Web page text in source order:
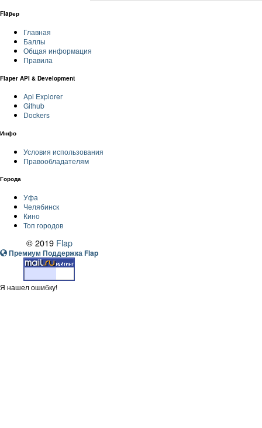
Flapер
Главная
Баллы
Общая информация
Правила
Flaper API & Development
Api Explorer
Github
Dockers
Инфо
Условия использования
Правообладателям
Города
Уфа
Челябинск
Кино
Топ городов
© 2019 Flap
Премиум Поддержка Flap
Я нашел ошибку!